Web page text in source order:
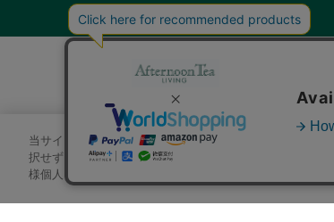
当サイトでは、サイトの利便性向上のためにクッキーを
択せずにページを移動した場合、クッキーの使用に同意
様個人を特定できる情報」は一切含まれておりません。詳